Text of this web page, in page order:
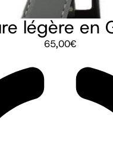
légère en
65,00€